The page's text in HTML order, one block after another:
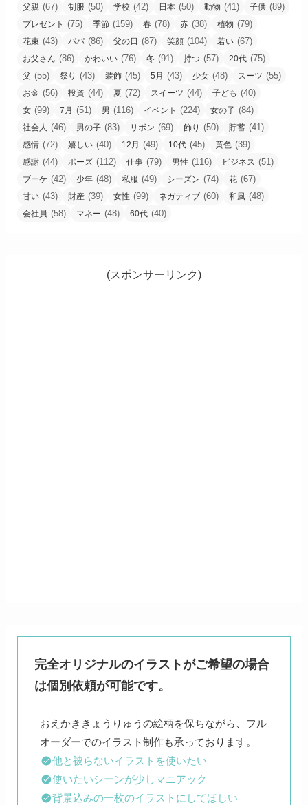
父親 (67) 制服 (50) 学校 (42) 日本 (50) 動物 (41) 子供 (89)
プレゼント (75) 季節 (159) 春 (78) 赤 (38) 植物 (79)
花束 (43) パパ (86) 父の日 (87) 笑顔 (104) 若い (67)
お父さん (86) かわいい (76) 冬 (91) 持つ (57) 20代 (75)
父 (55) 祭り (43) 装飾 (45) 5月 (43) 少女 (48) スーツ (55)
お金 (56) 投資 (44) 夏 (72) スイーツ (44) 子ども (40)
女 (99) 7月 (51) 男 (116) イベント (224) 女の子 (84)
社会人 (46) 男の子 (83) リボン (69) 飾り (50) 貯蓄 (41)
感情 (72) 嬉しい (40) 12月 (49) 10代 (45) 黄色 (39)
感謝 (44) ポーズ (112) 仕事 (79) 男性 (116) ビジネス (51)
ブーケ (42) 少年 (48) 私服 (49) シーズン (74) 花 (67)
甘い (43) 財産 (39) 女性 (99) ネガティブ (60) 和風 (48)
会社員 (58) マネー (48) 60代 (40)
(スポンサーリンク)
完全オリジナルのイラストがご希望の場合
は個別依頼が可能です。
おえかききょうりゅうの絵柄を保ちながら、フル
他と被らないイラストを使いたい
使いたいシーンが少しマニアック
背景込みの一枚のイラストにしてほしい